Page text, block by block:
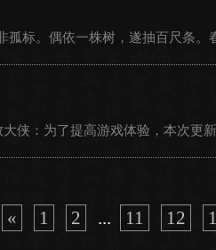
孤标。偶依一株树，遂抽百尺条
侠：为了提高游戏体验，本次更
« 1 2 ... 11 12